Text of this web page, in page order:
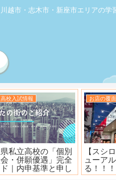
越市・志木市・新座市エリアの
覆面取材
】日曜ロピア寿司
お店の覆
大衆焼
島